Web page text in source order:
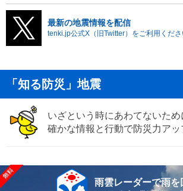
最新の地震情報を配信
tenki.jp公式X（旧Twitter）をご利用くださ
「知る防災」地震
いざという時にあわてないため
確かな情報と行動で防災力アッ
雨雲レーダーで雨を